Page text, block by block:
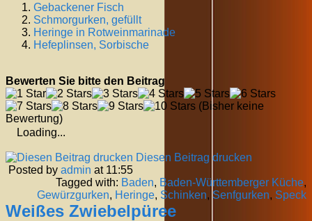
Gebackener Fisch
Schmorgurken, gefüllt
Heringe in Rotweinmarinade
Hefeplinsen, Sorbische
Bewerten Sie bitte den Beitrag
(Bisher keine
Bewertung)
Loading...
Diesen Beitrag drucken
Posted by admin at 11:55
Tagged with: Baden, Baden-Württemberger Küche,
Gewürzgurken, Heringe, Schinken, Senfgurken, Speck
Weißes Zwiebelpüree